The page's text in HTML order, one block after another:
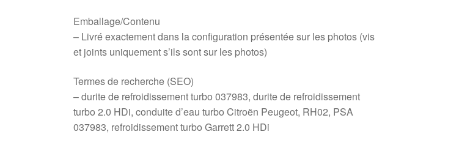
Emballage/Contenu
– Livré exactement dans la configuration présentée sur les photos (vis
et joints uniquement s’ils sont sur les photos)
Termes de recherche (SEO)
– durite de refroidissement turbo 037983, durite de refroidissement
turbo 2.0 HDi, conduite d’eau turbo Citroën Peugeot, RH02, PSA
037983, refroidissement turbo Garrett 2.0 HDi